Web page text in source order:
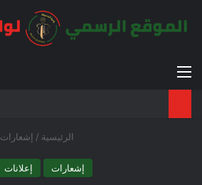
القائمة
الرئيسية / إشعارات
إشعارات إعلانات